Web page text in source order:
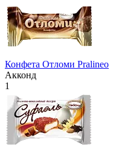
Конфета Отломи Pralineo
Акконд
1